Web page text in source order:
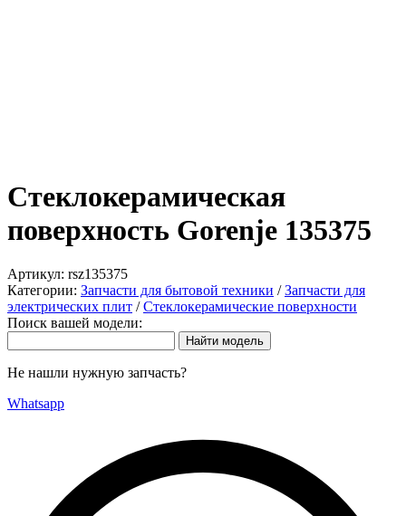
Стеклокерамическая
поверхность Gorenje 135375
Артикул: rsz135375
Категории: Запчасти для бытовой техники /Запчасти для
электрических плит /Стеклокерамические поверхности
Поиск вашей модели:
Не нашли нужную запчасть?
Whatsapp